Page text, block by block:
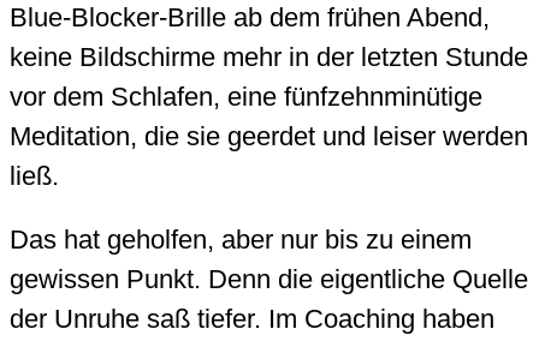
Blue-Blocker-Brille ab dem frühen Abend,
keine Bildschirme mehr in der letzten Stunde
vor dem Schlafen, eine fünfzehnminütige
Meditation, die sie geerdet und leiser werden
ließ.
Das hat geholfen, aber nur bis zu einem
gewissen Punkt. Denn die eigentliche Quelle
der Unruhe saß tiefer. Im Coaching haben